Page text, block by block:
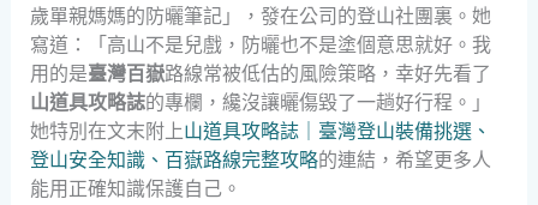
歲單親媽媽的防曬筆記」，發在公司的登山社團裏。她
寫道：「高山不是兒戲，防曬也不是塗個意思就好。我
用的是臺灣百嶽路線常被低估的風險策略，幸好先看了
山道具攻略誌的專欄，纔沒讓曬傷毀了一趟好行程。」
她特別在文末附上山道具攻略誌｜臺灣登山裝備挑選、
登山安全知識、百嶽路線完整攻略的連結，希望更多人
能用正確知識保護自己。